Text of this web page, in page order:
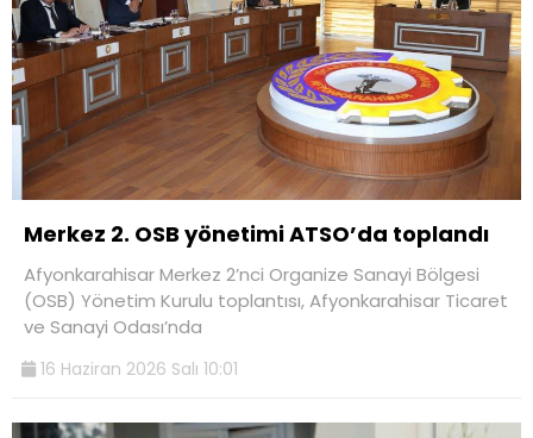
Merkez 2. OSB yönetimi ATSO’da toplandı
Afyonkarahisar Merkez 2’nci Organize Sanayi Bölgesi
(OSB) Yönetim Kurulu toplantısı, Afyonkarahisar Ticaret
ve Sanayi Odası’nda
16 Haziran 2026 Salı 10:01